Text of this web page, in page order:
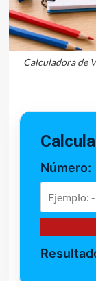
Calculadora de
Número: